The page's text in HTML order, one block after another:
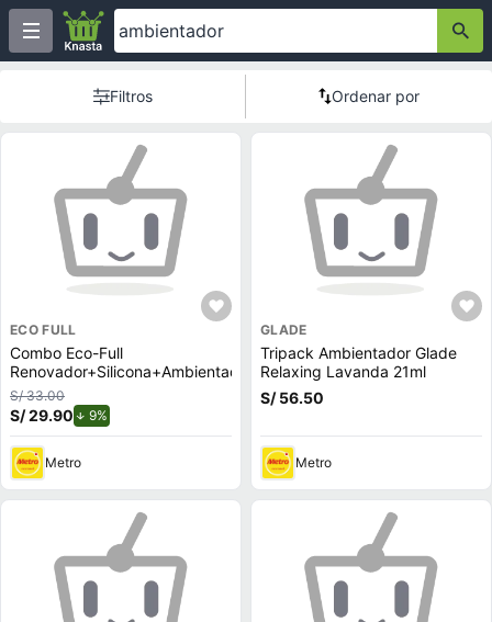
Filtros Ordenar por
ECO FULL
Combo Eco-Full
Renovador+Silicona+Ambientador
S/ 33.00
S/ 29.90 9%
Metro
GLADE
Tripack Ambientador Glade
Relaxing Lavanda 21ml
S/ 56.50
Metro